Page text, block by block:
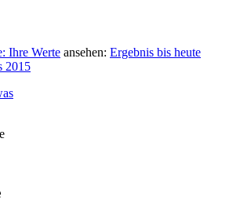
Ihre Werte ansehen: Ergebnis bis heute
2015